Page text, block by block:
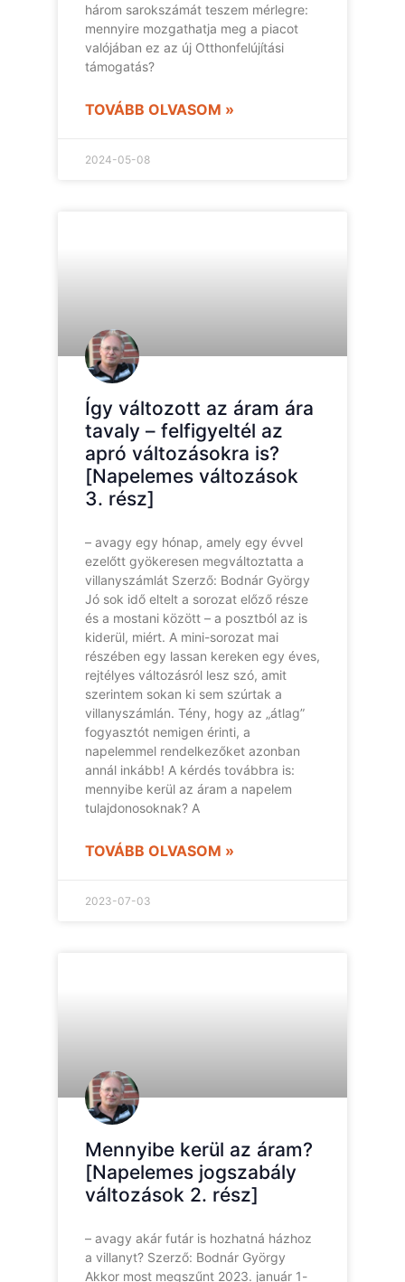
három sarokszámát teszem mérlegre:
mennyire mozgathatja meg a piacot
valójában ez az új Otthonfelújítási
támogatás?
TOVÁBB OLVASOM »
2024-05-08
Így változott az áram ára
tavaly – felfigyeltél az
apró változásokra is?
[Napelemes változások
3. rész]
– avagy egy hónap, amely egy évvel
ezelőtt gyökeresen megváltoztatta a
villanyszámlát Szerző: Bodnár György
Jó sok idő eltelt a sorozat előző része
és a mostani között – a posztból az is
kiderül, miért. A mini-sorozat mai
részében egy lassan kereken egy éves,
rejtélyes változásról lesz szó, amit
szerintem sokan ki sem szúrtak a
villanyszámlán. Tény, hogy az „átlag”
fogyasztót nemigen érinti, a
napelemmel rendelkezőket azonban
annál inkább! A kérdés továbbra is:
mennyibe kerül az áram a napelem
tulajdonosoknak? A
TOVÁBB OLVASOM »
2023-07-03
Mennyibe kerül az áram?
[Napelemes jogszabály
változások 2. rész]
– avagy akár futár is hozhatná házhoz
a villanyt? Szerző: Bodnár György
Akkor most megszűnt 2023. január 1-